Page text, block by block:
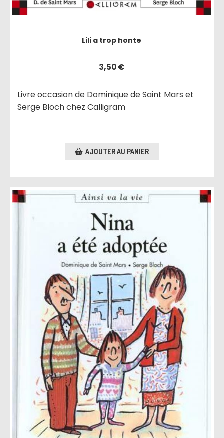
Lili a trop honte
3,50€
Livre occasion de Dominique de Saint Mars et
Serge Bloch chez Calligram
AJOUTER AU PANIER